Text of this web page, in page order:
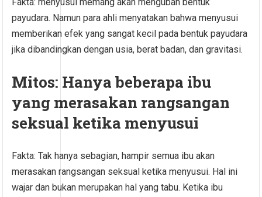
Fakta: menyusui memang akan mengubah bentuk
payudara. Namun para ahli menyatakan bahwa menyusui
memberikan efek yang sangat kecil pada bentuk payudara
jika dibandingkan dengan usia, berat badan, dan gravitasi.
Mitos: Hanya beberapa ibu
yang merasakan rangsangan
seksual ketika menyusui
Fakta: Tak hanya sebagian, hampir semua ibu akan
merasakan rangsangan seksual ketika menyusui. Hal ini
wajar dan bukan merupakan hal yang tabu. Ketika ibu